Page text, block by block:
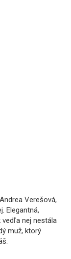
Verešová,
Elegantná,
vedľa nej nestála
muž, ktorý